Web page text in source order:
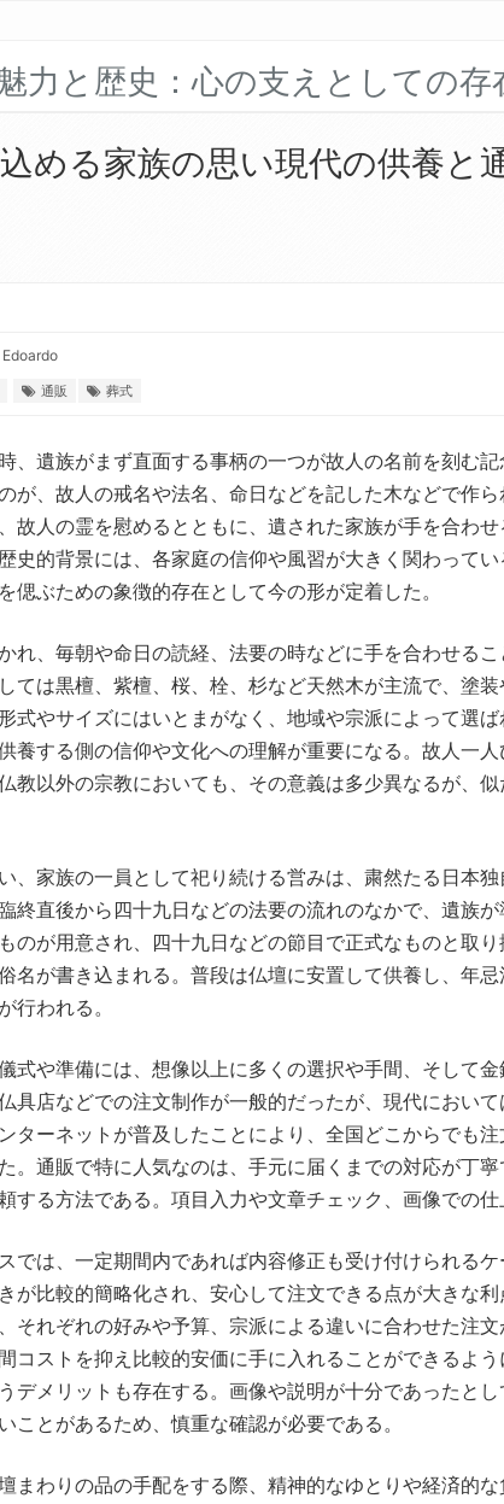
力と歴史：心の支えとしての存
める家族の思い現代の供養と
Edoardo
通販 葬式
、遺族がまず直面する事柄の一つが故人の名前を刻む記
が、故人の戒名や法名、命日などを記した木などで作
故人の霊を慰めるとともに、遺された家族が手を合わ
史的背景には、各家庭の信仰や風習が大きく関わって
偲ぶための象徴的存在として今の形が定着した。
れ、毎朝や命日の読経、法要の時などに手を合わせる
ては黒檀、紫檀、桜、栓、杉など天然木が主流で、塗
式やサイズにはいとまがなく、地域や宗派によって選
養する側の信仰や文化への理解が重要になる。故人一
教以外の宗教においても、その意義は多少異なるが、
、家族の一員として祀り続ける営みは、粛然たる日本
終直後から四十九日などの法要の流れのなかで、遺族
のが用意され、四十九日などの節目で正式なものと取
名が書き込まれる。普段は仏壇に安置して供養し、年
行われる。
式や準備には、想像以上に多くの選択や手間、そして
具店などでの注文制作が一般的だったが、現代におい
ターネットが普及したことにより、全国どこからでも
。通販で特に人気なのは、手元に届くまでの対応が丁
する方法である。項目入力や文章チェック、画像での仕
では、一定期間内であれば内容修正も受け付けられる
が比較的簡略化され、安心して注文できる点が大きな
それぞれの好みや予算、宗派による違いに合わせた注
コストを抑え比較的安価に手に入れることができるよ
デメリットも存在する。画像や説明が十分であったと
ことがあるため、慎重な確認が必要である。
まわりの品の手配をする際、精神的なゆとりや経済的